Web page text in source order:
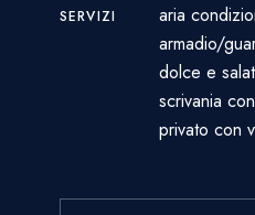
SERVIZI
aria
armadio/
dolce e
scrivania
privato con